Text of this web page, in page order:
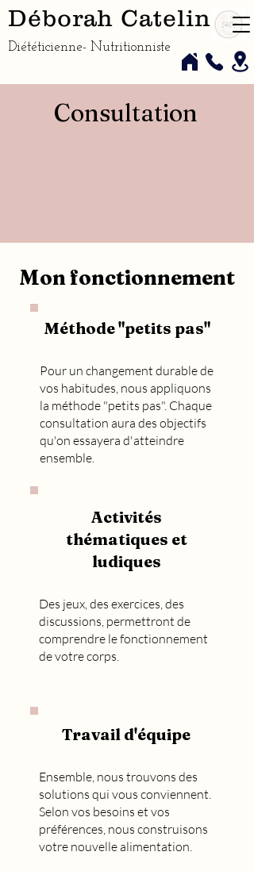
Déborah Catelin
Diététicienne- Nutritionniste
Consultation
Mon fonctionnement
Méthode "petits pas"
Pour un changement durable de
vos habitudes, nous appliquons
la méthode "petits pas". Chaque
consultation aura des objectifs
qu'on essayera d'atteindre
ensemble.
Activités
thématiques et
ludiques
Des jeux, des exercices, des
discussions, permettront de
comprendre le fonctionnement
de votre corps.
Travail d'équipe
Ensemble, nous trouvons des
solutions qui vous conviennent.
Selon vos besoins et vos
préférences, nous construisons
votre nouvelle alimentation.